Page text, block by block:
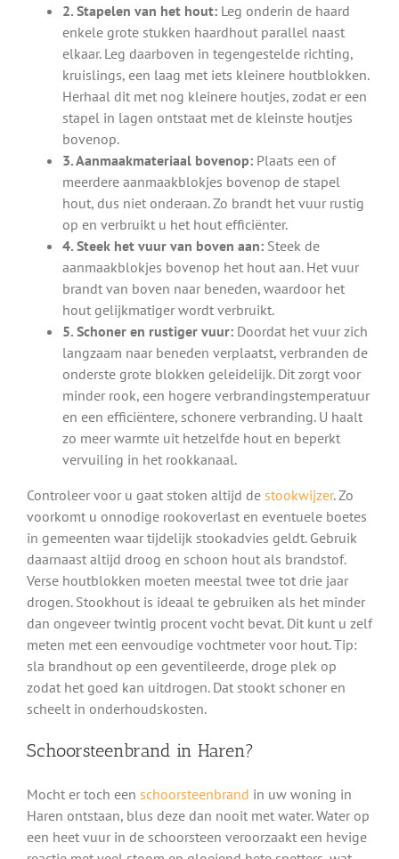
2. Stapelen van het hout:Leg onderin de haard
enkele grote stukken haardhout parallel naast
elkaar. Leg daarboven in tegengestelde richting,
kruislings, een laag met iets kleinere houtblokken.
Herhaal dit met nog kleinere houtjes, zodat er een
stapel in lagen ontstaat met de kleinste houtjes
bovenop.
3. Aanmaakmateriaal bovenop:Plaats een of
meerdere aanmaakblokjes bovenop de stapel
hout, dus niet onderaan. Zo brandt het vuur rustig
op en verbruikt u het hout efficiënter.
4. Steek het vuur van boven aan:Steek de
aanmaakblokjes bovenop het hout aan. Het vuur
brandt van boven naar beneden, waardoor het
hout gelijkmatiger wordt verbruikt.
5. Schoner en rustiger vuur:Doordat het vuur zich
langzaam naar beneden verplaatst, verbranden de
onderste grote blokken geleidelijk. Dit zorgt voor
minder rook, een hogere verbrandingstemperatuur
en een efficiëntere, schonere verbranding. U haalt
zo meer warmte uit hetzelfde hout en beperkt
vervuiling in het rookkanaal.
Controleer voor u gaat stoken altijd de stookwijzer. Zo
voorkomt u onnodige rookoverlast en eventuele boetes
in gemeenten waar tijdelijk stookadvies geldt. Gebruik
daarnaast altijd droog en schoon hout als brandstof.
Verse houtblokken moeten meestal twee tot drie jaar
drogen. Stookhout is ideaal te gebruiken als het minder
dan ongeveer twintig procent vocht bevat. Dit kunt u zelf
meten met een eenvoudige vochtmeter voor hout. Tip:
sla brandhout op een geventileerde, droge plek op
zodat het goed kan uitdrogen. Dat stookt schoner en
scheelt in onderhoudskosten.
Schoorsteenbrand in Haren?
Mocht er toch een schoorsteenbrand in uw woning in
Haren ontstaan, blus deze dan nooit met water. Water op
een heet vuur in de schoorsteen veroorzaakt een hevige